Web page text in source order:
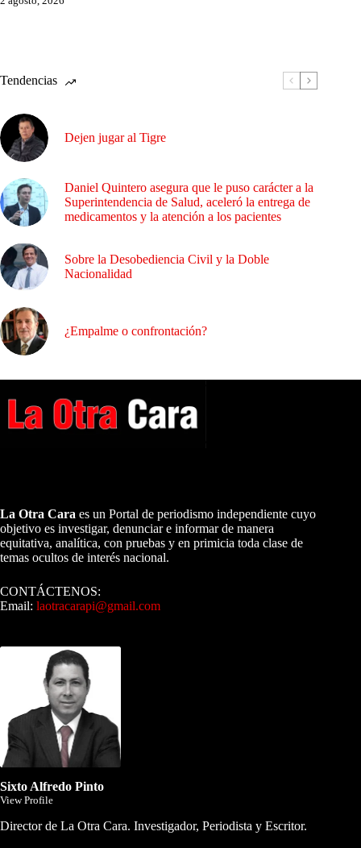
Tendencias
Dejen jugar al Tigre
Daniel Quintero asegura que le puso carácter a la
Superintendencia de Salud, aceleró la entrega de
medicamentos y la atención a los pacientes
Sobre la Desobediencia Civil y la Doble
Nacionalidad
¿Empalme o confrontación?
La Otra Cara es un Portal de periodismo independiente cuyo
objetivo es investigar, denunciar e informar de manera
equitativa, analítica, con pruebas y en primicia toda clase de
temas ocultos de interés nacional.
CONTÁCTENOS:
Email: laotracarapi@gmail.com
Sixto Alfredo Pinto
View Profile
Director de La Otra Cara. Investigador, Periodista y Escritor.